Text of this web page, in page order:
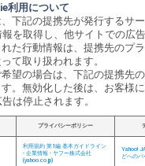
利用について
下記の提携先が発行するサ
を取得し、他サイトでの広
た行動情報は、提携先のプ
て取り扱われます。
望の場合は、下記の提携先
。無効化した後は、お客様
は停止されます。
プライバシーポリシー
利用規約 第1編 基本ガイドライン
- 企業情報 - ヤフー株式会社
(yahoo.co.jp)
Yahoo!
どへのパ